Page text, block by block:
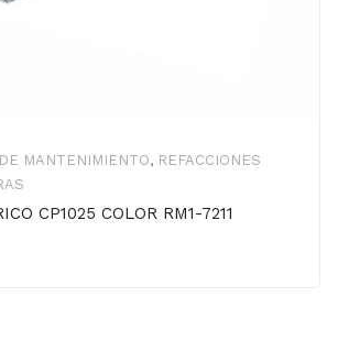
MANTENIMIENTO, REFACCIONES
CP1025 COLOR RM1-7211